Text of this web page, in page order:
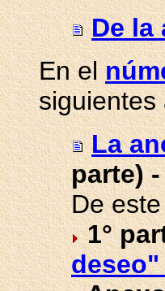
De la
En el
La
parte) -
De
1°